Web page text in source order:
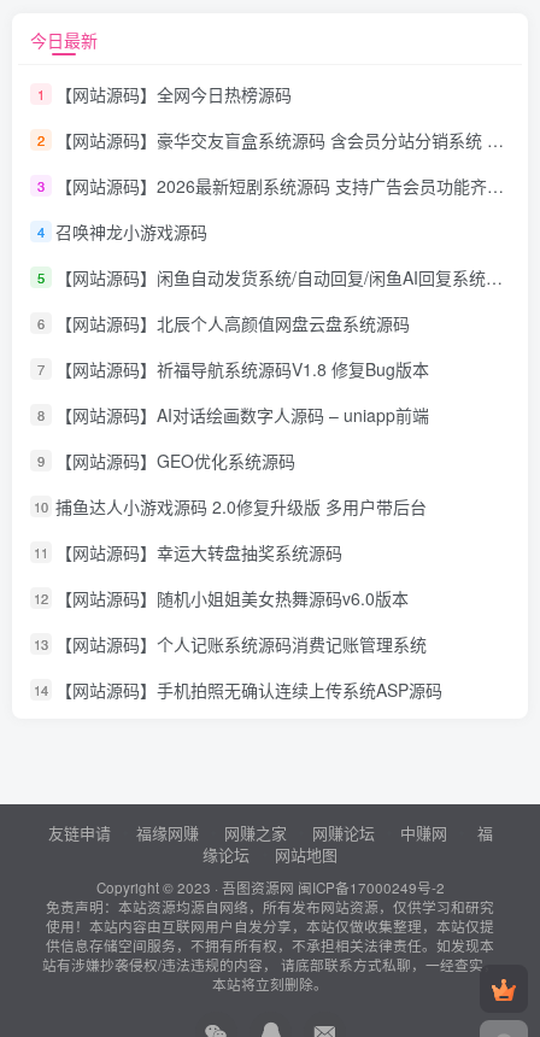
今日最新
1 【网站源码】全网今日热榜源码
2 【网站源码】豪华交友盲盒系统源码 含会员分站分销系统 可易支付
3 【网站源码】2026最新短剧系统源码 支持广告会员功能齐全短剧源码
4 召唤神龙小游戏源码
5 【网站源码】闲鱼自动发货系统/自动回复/闲鱼AI回复系统源码
6 【网站源码】北辰个人高颜值网盘云盘系统源码
7 【网站源码】祈福导航系统源码V1.8 修复Bug版本
8 【网站源码】AI对话绘画数字人源码 – uniapp前端
9 【网站源码】GEO优化系统源码
10 捕鱼达人小游戏源码 2.0修复升级版 多用户带后台
11 【网站源码】幸运大转盘抽奖系统源码
12 【网站源码】随机小姐姐美女热舞源码v6.0版本
13 【网站源码】个人记账系统源码消费记账管理系统
14 【网站源码】手机拍照无确认连续上传系统ASP源码
友链申请 福缘网赚 网赚之家 网赚论坛 中赚网
福
缘论坛
网站地图
Copyright © 2023 · 吾图资源网 闽ICP备17000249号-2
免责声明：本站资源均源自网络，所有发布网站资源，仅供学习和研究
使用！本站内容由互联网用户自发分享，本站仅做收集整理，本站仅提
供信息存储空间服务，不拥有所有权，不承担相关法律责任。如发现本
站有涉嫌抄袭侵权/违法违规的内容， 请底部联系方式私聊，一经查实，
本站将立刻删除。